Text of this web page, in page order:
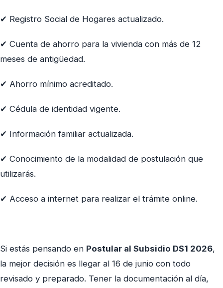
✔ Registro Social de Hogares actualizado.
✔ Cuenta de ahorro para la vivienda con más de 12
meses de antigüedad.
✔ Ahorro mínimo acreditado.
✔ Cédula de identidad vigente.
✔ Información familiar actualizada.
✔ Conocimiento de la modalidad de postulación que
utilizarás.
✔ Acceso a internet para realizar el trámite online.
Si estás pensando en Postular al Subsidio DS1 2026,
la mejor decisión es llegar al 16 de junio con todo
revisado y preparado. Tener la documentación al día,